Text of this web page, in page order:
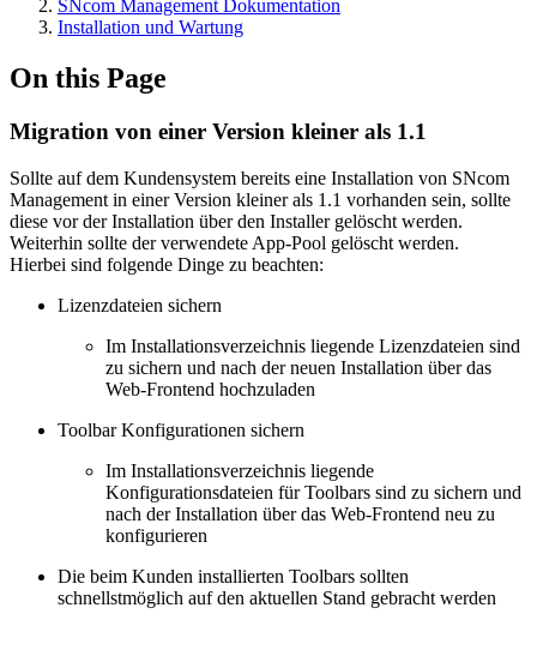
SNcom Management Dokumentation
Installation und Wartung
On this Page
Migration von einer Version kleiner als 1.1
Sollte auf dem Kundensystem bereits eine Installation von SNcom
Management in einer Version kleiner als 1.1 vorhanden sein, sollte
diese vor der Installation über den Installer gelöscht werden.
Weiterhin sollte der verwendete App-Pool gelöscht werden.
Hierbei sind folgende Dinge zu beachten:
Lizenzdateien sichern
Im Installationsverzeichnis liegende Lizenzdateien sind
zu sichern und nach der neuen Installation über das
Web-Frontend hochzuladen
Toolbar Konfigurationen sichern
Im Installationsverzeichnis liegende
Konfigurationsdateien für Toolbars sind zu sichern und
nach der Installation über das Web-Frontend neu zu
konfigurieren
Die beim Kunden installierten Toolbars sollten
schnellstmöglich auf den aktuellen Stand gebracht werden